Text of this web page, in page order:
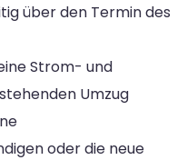
über den Termin des
Strom- und
Umzug
oder die neue